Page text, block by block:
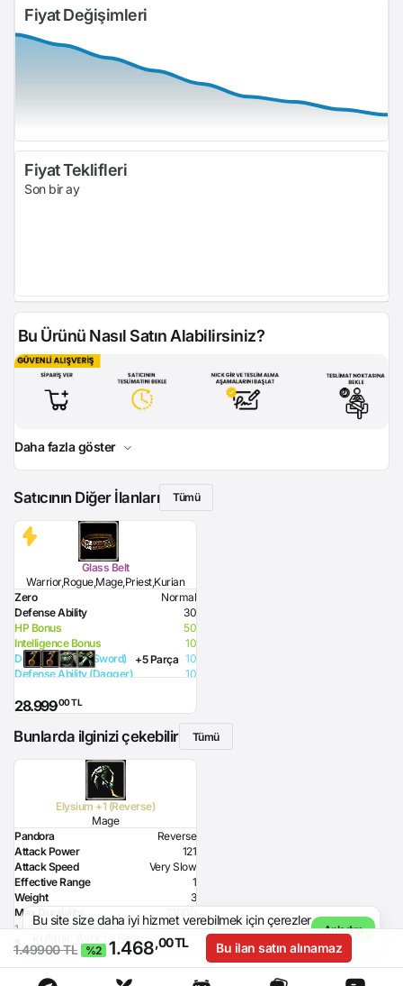
Fiyat Değişimleri
Fiyat Teklifleri
Son bir ay
Bu Ürünü Nasıl Satın Alabilirsiniz?
Daha fazla göster
Satıcının Diğer İlanları Tümü
Glass Belt
Warrior,Rogue,Mage,Priest,Kurian
Zero
Normal
Defense Ability
30
HP Bonus
50
Intelligence Bonus
10
Defense Ability (Sword)
10
Defense Ability (Dagger)
10
Defense Ability (Club)
Defense Ability (Axe)
10
+5 Parça
28.999,00 TL
Bunlarda ilginizi çekebilir Tümü
Elysium +1 (Reverse)
Mage
Pandora
Reverse
Attack Power
121
Attack Speed
Very Slow
Effective Range
1
Weight
3
Max Durability
13000
Intelligence Bonus
22
Resistance to Lighting
32
Lighting Damage
1.498,00 TL - %2
1.467
Bu site size daha iyi hizmet verebilmek için çerezler
Ayrıntılı Bilgi
Anladım
1.49900 TL %2 1.468,00 TL Bu ilan satın alınamaz